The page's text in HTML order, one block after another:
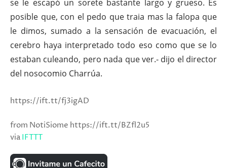
se le escapó un sorete bastante largo y grueso. Es
posible que, con el pedo que traia mas la falopa que
le dimos, sumado a la sensación de evacuación, el
cerebro haya interpretado todo eso como que se lo
estaban culeando, pero nada que ver.- dijo el director
del nosocomio Charrúa.
https://ift.tt/fj3igAD
from NotiSiome https://ift.tt/BZfl2u5
viaIFTTT